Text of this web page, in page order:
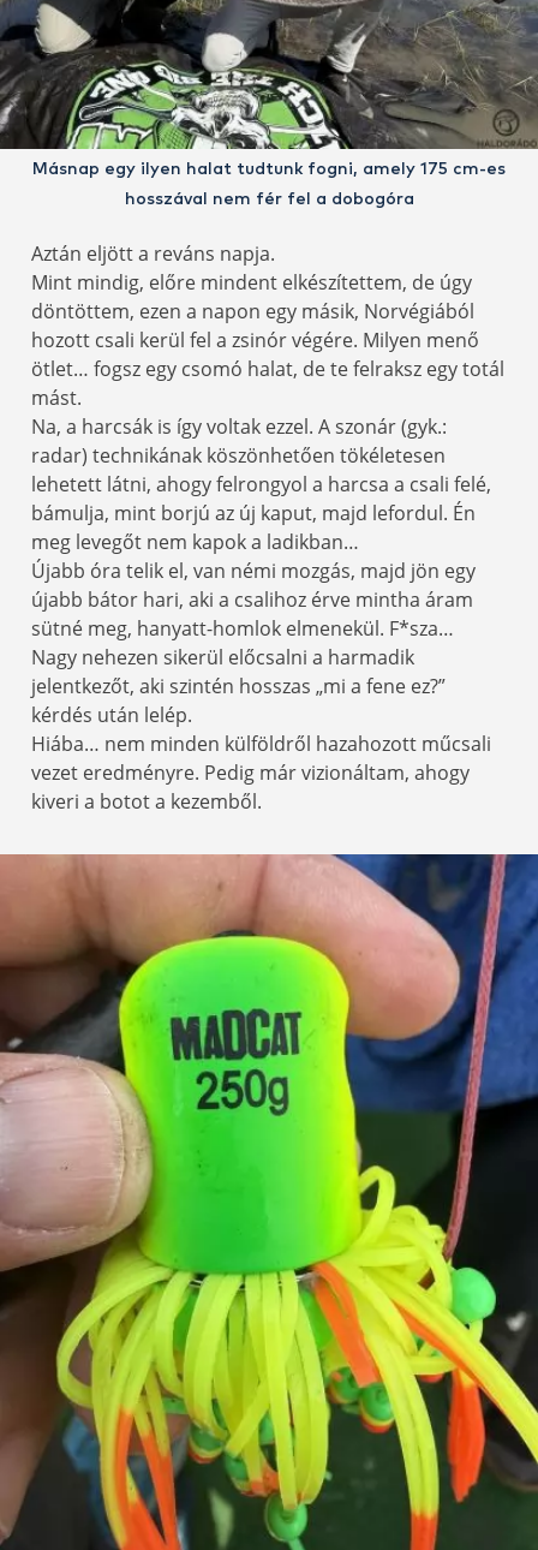
Másnap egy ilyen halat tudtunk fogni, amely 175 cm-es
hosszával nem fér fel a dobogóra
Aztán eljött a reváns napja.
Mint mindig, előre mindent elkészítettem, de úgy
döntöttem, ezen a napon egy másik, Norvégiából
hozott csali kerül fel a zsinór végére. Milyen menő
ötlet… fogsz egy csomó halat, de te felraksz egy totál
mást.
Na, a harcsák is így voltak ezzel. A szonár (gyk.:
radar) technikának köszönhetően tökéletesen
lehetett látni, ahogy felrongyol a harcsa a csali felé,
bámulja, mint borjú az új kaput, majd lefordul. Én
meg levegőt nem kapok a ladikban…
Újabb óra telik el, van némi mozgás, majd jön egy
újabb bátor hari, aki a csalihoz érve mintha áram
sütné meg, hanyatt-homlok elmenekül. F*sza…
Nagy nehezen sikerül előcsalni a harmadik
jelentkezőt, aki szintén hosszas „mi a fene ez?”
kérdés után lelép.
Hiába… nem minden külföldről hazahozott műcsali
vezet eredményre. Pedig már vizionáltam, ahogy
kiveri a botot a kezemből.